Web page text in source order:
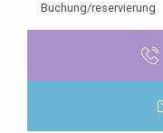
Buchung/reservierung